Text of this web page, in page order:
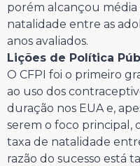
porém alcançou média
natalidade entre as
anos avaliados.
Lições de Política
O CFPI foi o primeiro
ao uso dos
duração nos EUA e,
serem o foco principal,
taxa de natalidade
razão do sucesso está